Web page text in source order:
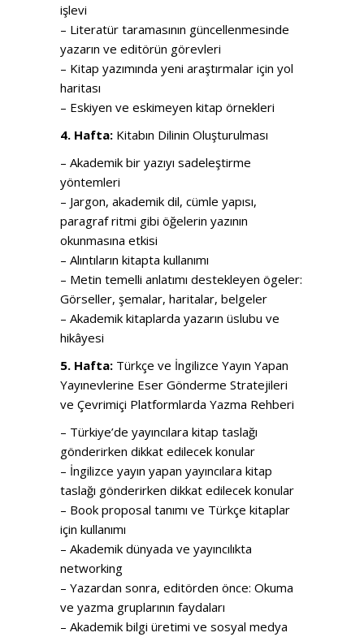
işlevi
– Literatür taramasının güncellenmesinde
yazarın ve editörün görevleri
– Kitap yazımında yeni araştırmalar için yol
haritası
– Eskiyen ve eskimeyen kitap örnekleri
4. Hafta: Kitabın Dilinin Oluşturulması
– Akademik bir yazıyı sadeleştirme
yöntemleri
– Jargon, akademik dil, cümle yapısı,
paragraf ritmi gibi öğelerin yazının
okunmasına etkisi
– Alıntıların kitapta kullanımı
– Metin temelli anlatımı destekleyen ögeler:
Görseller, şemalar, haritalar, belgeler
– Akademik kitaplarda yazarın üslubu ve
hikâyesi
5. Hafta: Türkçe ve İngilizce Yayın Yapan
Yayınevlerine Eser Gönderme Stratejileri
ve Çevrimiçi Platformlarda Yazma Rehberi
– Türkiye’de yayıncılara kitap taslağı
gönderirken dikkat edilecek konular
– İngilizce yayın yapan yayıncılara kitap
taslağı gönderirken dikkat edilecek konular
– Book proposal tanımı ve Türkçe kitaplar
için kullanımı
– Akademik dünyada ve yayıncılıkta
networking
– Yazardan sonra, editörden önce: Okuma
ve yazma gruplarının faydaları
– Akademik bilgi üretimi ve sosyal medya